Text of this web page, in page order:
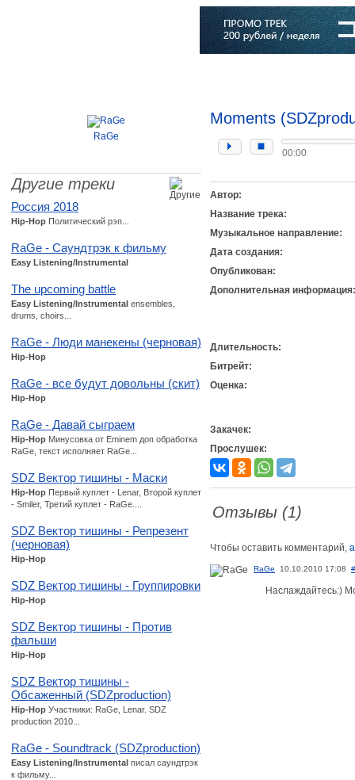
RaGe
Другие треки
Россия 2018
Hip-Hop Политический рэп...
RaGe - Саундтрэк к фильму
Easy Listening/Instrumental
The upcoming battle
Easy Listening/Instrumental ensembles,
drums, choirs...
RaGe - Люди манекены (черновая)
Hip-Hop
RaGe - все будут довольны (скит)
Hip-Hop
RaGe - Давай сыграем
Hip-Hop Минусовка от Eminem доп обработка
RaGe, текст исполняет RaGe...
SDZ Вектор тишины - Маски
Hip-Hop Первый куплет - Lenar, Второй куплет
- Smiler, Третий куплет - RaGe....
SDZ Вектор тишины - Репрезент
(черновая)
Hip-Hop
SDZ Вектор тишины - Группировки
Hip-Hop
SDZ Вектор тишины - Против
фальши
Hip-Hop
SDZ Вектор тишины -
Обсаженный (SDZproduction)
Hip-Hop Участники: RaGe, Lenar. SDZ
production 2010...
RaGe - Soundtrack (SDZproduction)
Easy Listening/Instrumental писал саундтрэк
к фильму...
Moments
00:00
Автор:
Название трека:
Музыкальное направление:
Дата создания:
Опубликован:
Дополнительная информация:
Длительность:
Битрейт:
Оценка:
Закачек:
Прослушек:
Отзывы (1)
Чтобы оставить комментарий,
RaGe 10.10.2010 17:08 #
Наслаждайтесь:)